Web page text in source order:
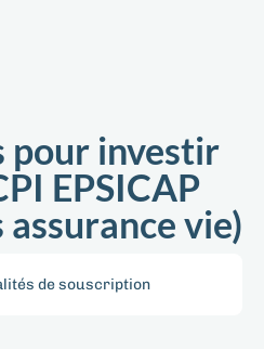
pour investir
EPSICAP
vie)
de souscription​